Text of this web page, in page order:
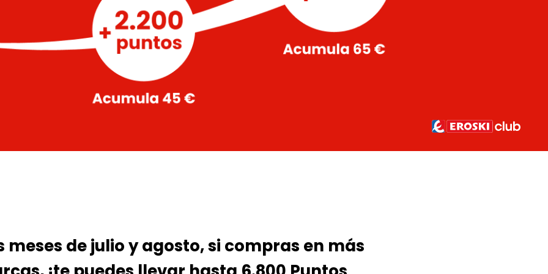
meses de julio y agosto, si compras en más